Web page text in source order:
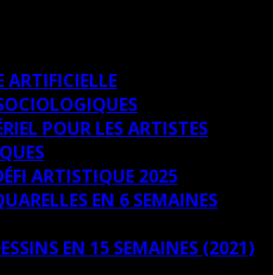
ARTIFICIELLE
POUR LES ARTISTES
ARTISTIQUE 2025
EN 6 SEMAINES
EN 15 SEMAINES (2021)